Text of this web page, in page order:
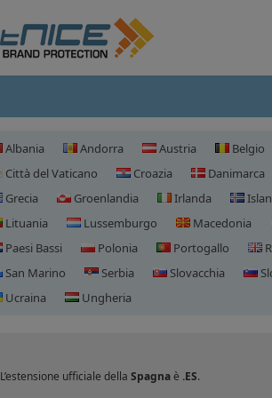
Albania Andorra Austria Belgio
Città del Vaticano
Croazia Danimarca
Grecia
Groenlandia Irlanda
Lituania
Lussemburgo Macedonia
Paesi Bassi
Polonia Portogallo
San Marino
Serbia Slovacchia
Ucraina
Ungheria
L’estensione ufficiale della Spagnaè .ES.